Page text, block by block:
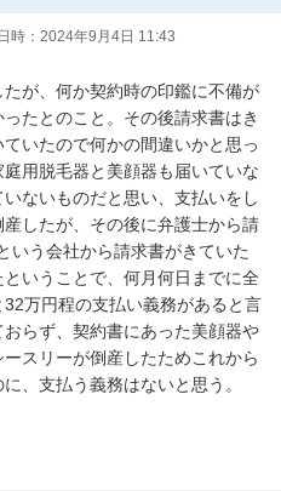
時： 2024年9月4日 11:43
が、何か契約時の印鑑に不備が
たとのこと。その後請求書はき
いたので何かの間違いかと思っ
用脱毛器と美顔器も届いていな
ないものだと思い、支払いをし
したが、その後に弁護士から請
いう会社から請求書がきていた
いうことで、何月何日までに全
万円程の支払い義務があると言
らず、契約書にあった美顔器や
スリーが倒産したためこれから
、支払う義務はないと思う。